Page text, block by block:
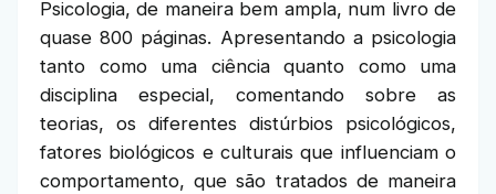
Psicologia, de maneira bem ampla, num livro de
quase 800 páginas. Apresentando a psicologia
tanto como uma ciência quanto como uma
disciplina especial, comentando sobre as
teorias, os diferentes distúrbios psicológicos,
fatores biológicos e culturais que influenciam o
comportamento, que são tratados de maneira